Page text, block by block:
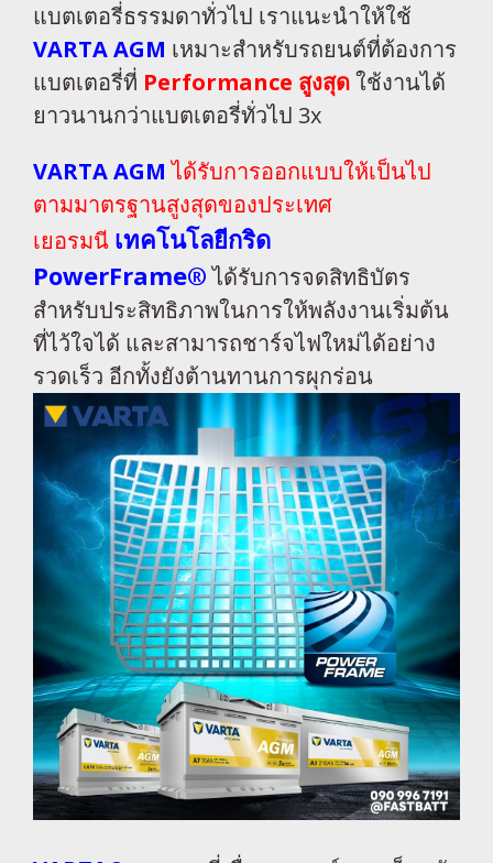
แบตเตอรี่ธรรมดาทั่วไป เราแนะนำให้ใช้
VARTA AGM เหมาะสำหรับรถยนต์ที่ต้องการ
แบตเตอรี่ที่ Performance สูงสุดใช้งานได้
ยาวนานกว่าแบตเตอรี่ทั่วไป 3x
VARTA AGM ได้รับการออกแบบให้เป็นไป
ตามมาตรฐานสูงสุดของประเทศ
เยอรมนี เทคโนโลยีกริด
PowerFrame® ได้รับการจดสิทธิบัตร
สำหรับประสิทธิภาพในการให้พลังงานเริ่มต้น
ที่ไว้ใจได้ และสามารถชาร์จไฟใหม่ได้อย่าง
รวดเร็ว อีกทั้งยังต้านทานการผุกร่อน